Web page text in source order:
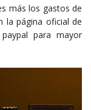
más los gastos de
la página oficial de
para mayor